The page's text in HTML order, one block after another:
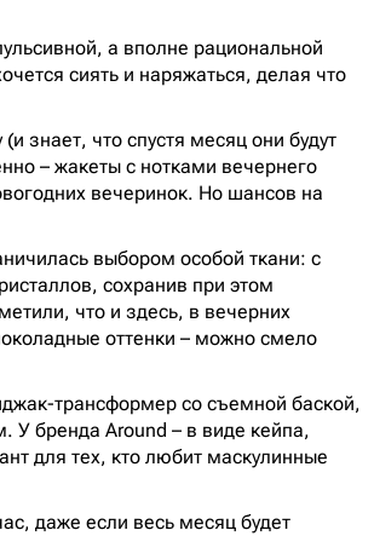
а вполне рациональной
сиять и наряжаться, делая что
знает, что спустя месяц они будут
– жакеты с нотками вечернего
вечеринок. Но шансов на
выбором особой ткани: с
сохранив при этом
что и здесь, в вечерних
оттенки – можно смело
трансформер со съемной баской,
У бренда Around – в виде кейпа,
для тех, кто любит маскулинные
даже если весь месяц будет